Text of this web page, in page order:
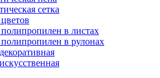
сетка
в листах
в рулонах